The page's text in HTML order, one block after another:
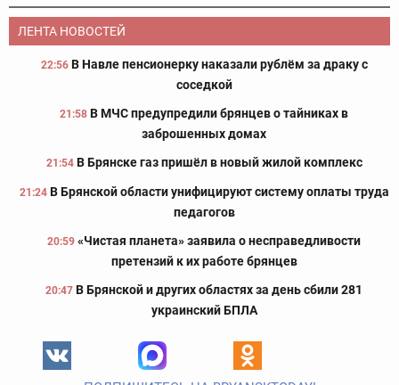
ЛЕНТА НОВОСТЕЙ
22:56 В Навле пенсионерку наказали рублём за драку с
соседкой
21:58 В МЧС предупредили брянцев о тайниках в
заброшенных домах
21:54 В Брянске газ пришёл в новый жилой комплекс
21:24 В Брянской области унифицируют систему оплаты труда
педагогов
20:59 «Чистая планета» заявила о несправедливости
претензий к их работе брянцев
20:47 В Брянской и других областях за день сбили 281
украинский БПЛА